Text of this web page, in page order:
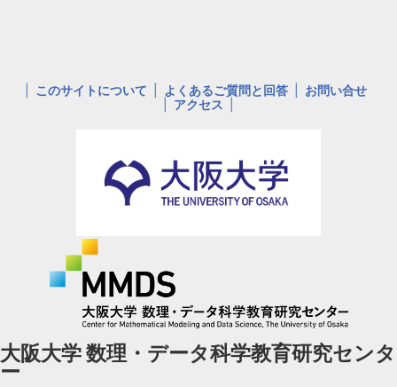
このサイトについて よくあるご質問と回答
お問い合せ
アクセス
大阪大学 数理・データ科学教育研究センタ
ー